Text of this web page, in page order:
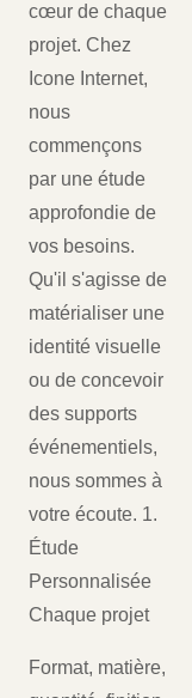
cœur de chaque
projet. Chez
Icone Internet,
nous
commençons
par une étude
approfondie de
vos besoins.
Qu'il s'agisse de
matérialiser une
identité visuelle
ou de concevoir
des supports
événementiels,
nous sommes à
votre écoute. 1.
Étude
Personnalisée
Chaque projet
Format, matière,